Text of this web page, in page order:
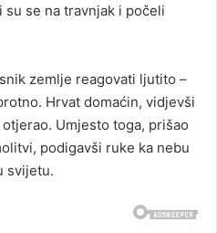
se na travnjak i počeli
zemlje reagovati ljutito –
Hrvat domaćin, vidjevši
Umjesto toga, prišao
podigavši ruke ka nebu
svijetu.